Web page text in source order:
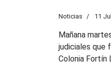
Noticias 11
Mañana
judiciales que
Colonia Fortín